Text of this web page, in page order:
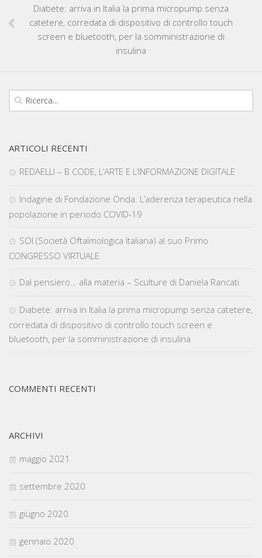
Diabete: arriva in Italia la prima micropump senza
catetere, corredata di dispositivo di controllo touch
screen e bluetooth, per la somministrazione di
insulina
ARTICOLI RECENTI
REDAELLI – B CODE, L’ARTE E L’INFORMAZIONE DIGITALE
Indagine di Fondazione Onda: L’aderenza terapeutica nella
popolazione in periodo COVID-19
SOI (Società Oftalmologica Italiana) al suo Primo
CONGRESSO VIRTUALE
Dal pensiero… alla materia – Sculture di Daniela Rancati
Diabete: arriva in Italia la prima micropump senza catetere,
corredata di dispositivo di controllo touch screen e
bluetooth, per la somministrazione di insulina
COMMENTI RECENTI
ARCHIVI
maggio 2021
settembre 2020
giugno 2020
gennaio 2020